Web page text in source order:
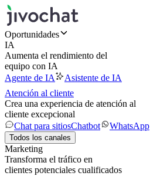
Oportunidades
IA
Aumenta el rendimiento del
equipo con IA
Agente de IA
Asistente de IA
Atención al cliente
Crea una experiencia de atención al
cliente excepcional
Chat para sitiosChatbot WhatsApp
Todos los canales
Marketing
Transforma el tráfico en
clientes potenciales cualificados